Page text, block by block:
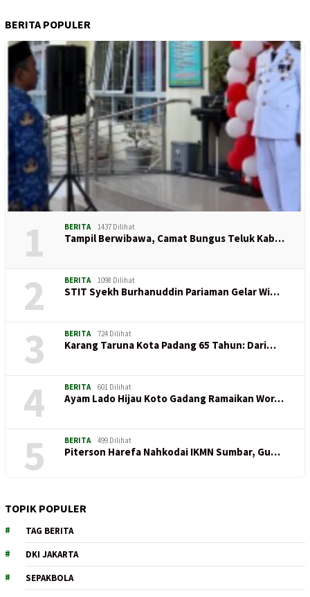
BERITA POPULER
1 BERITA 1437 Dilihat
Tampil Berwibawa, Camat Bungus Teluk Kab…
2 BERITA 1098 Dilihat
STIT Syekh Burhanuddin Pariaman Gelar Wi…
3 BERITA 724 Dilihat
Karang Taruna Kota Padang 65 Tahun: Dari…
4 BERITA 601 Dilihat
Ayam Lado Hijau Koto Gadang Ramaikan Wor…
5 BERITA 499 Dilihat
Piterson Harefa Nahkodai IKMN Sumbar, Gu…
TOPIK POPULER
TAG BERITA
DKI JAKARTA
SEPAKBOLA